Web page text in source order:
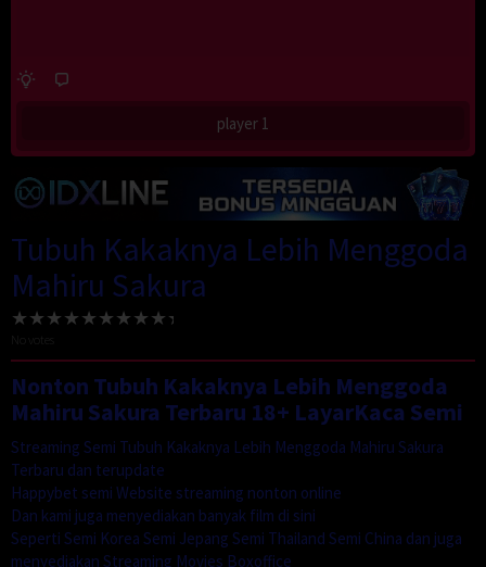
player 1
Tubuh Kakaknya Lebih Menggoda
Mahiru Sakura
Nonton Tubuh Kakaknya Lebih Menggoda
Mahiru Sakura Terbaru 18+ LayarKaca Semi
Streaming Semi Tubuh Kakaknya Lebih Menggoda Mahiru Sakura
Terbaru dan terupdate
Happybet semi Website streaming nonton online
Dan kami juga menyediakan banyak film di sini
Seperti Semi Korea Semi Jepang Semi Thailand Semi China dan juga
menyediakan Streaming Movies Boxoffice